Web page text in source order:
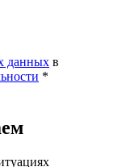
данных в
*